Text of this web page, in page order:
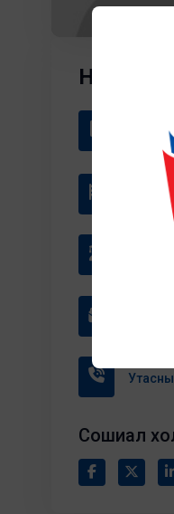
Н
Хил
Албан
Сошиал